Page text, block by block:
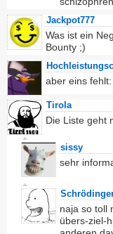
Jackpot777
Was ist ein
Bounty ;)
aber eins fehlt:
Tirola
Die Liste geht
sissy
sehr
naja so toll
übers-ziel-